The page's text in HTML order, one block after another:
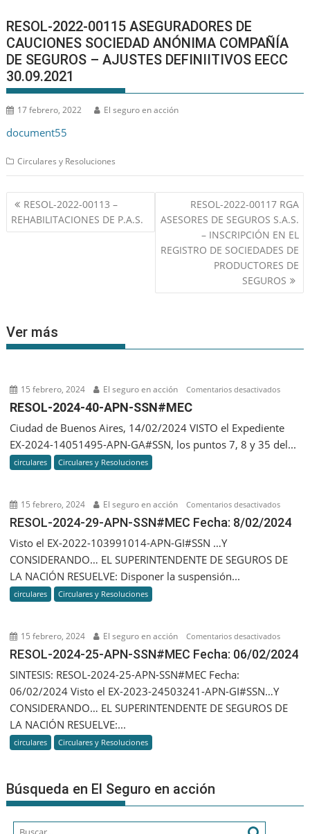
RESOL-2022-00115 ASEGURADORES DE
CAUCIONES SOCIEDAD ANÓNIMA COMPAÑÍA
DE SEGUROS – AJUSTES DEFINIITIVOS EECC
30.09.2021
17 febrero, 2022 El seguro en acción
document55
Circulares y Resoluciones
Navegación
de
entradas
RESOL-2022-00113 –
REHABILITACIONES DE P.A.S.
RESOL-2022-00117 RGA
ASESORES DE SEGUROS S.A.S.
– INSCRIPCIÓN EN EL
REGISTRO DE SOCIEDADES DE
PRODUCTORES DE
SEGUROS
Ver más
15 febrero, 2024 El seguro en acción Comentarios desactivadosen
40-
APN-
RESOL-2024-40-APN-SSN#MEC
Ciudad de Buenos Aires, 14/02/2024 VISTO el Expediente
EX-2024-14051495-APN-GA#SSN, los puntos 7, 8 y 35 del...
circulares Circulares y Resoluciones
15 febrero, 2024 El seguro en acción Comentarios desactivadosen
RESOL-
APN-
RESOL-2024-29-APN-SSN#MEC Fecha: 8/02/2024
Visto el EX-2022-103991014-APN-GI#SSN …Y
CONSIDERANDO… EL SUPERINTENDENTE DE SEGUROS DE
LA NACIÓN RESUELVE: Disponer la suspensión...
circulares Circulares y Resoluciones
15 febrero, 2024 El seguro en acción Comentarios desactivadosen
RESOL-
RESOL-2024-25-APN-SSN#MEC Fecha: 06/02/2024
SINTESIS: RESOL-2024-25-APN-SSN#MEC Fecha:
06/02/2024 Visto el EX-2023-24503241-APN-GI#SSN…Y
CONSIDERANDO… EL SUPERINTENDENTE DE SEGUROS DE
LA NACIÓN RESUELVE:...
circulares Circulares y Resoluciones
Búsqueda en El Seguro en acción